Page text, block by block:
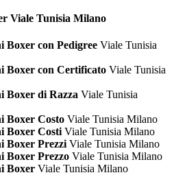
Viale Tunisia Milano
con Pedigree Viale Tunisia
Boxer con Certificato Viale Tunisia
Boxer di Razza Viale Tunisia
Boxer Costo Viale Tunisia Milano
Boxer CostiViale Tunisia Milano
Boxer PrezziViale Tunisia Milano
Boxer Prezzo Viale Tunisia Milano
Boxer Viale Tunisia Milano